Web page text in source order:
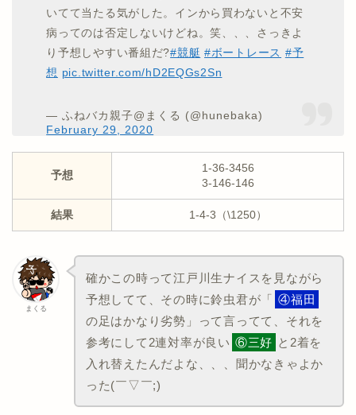
いてて当たる気がした。インから買わないと不安
病ってのは否定しないけどね。笑、、、さっきよ
り予想しやすい番組だ?#競艇 #ボートレース #予
想 pic.twitter.com/hD2EQGs2Sn
— ふねバカ親子@まくる (@hunebaka)
February 29, 2020
予想
1-36-3456
3-146-146
結果 1-4-3（\1250）
まくる
確かこの時って江戸川生ナイスを見ながら
予想してて、その時に鈴虫君が「 ④福田
の足はかなり劣勢」って言ってて、それを
参考にして2連対率が良い ⑥三好 と2着を
入れ替えたんだよな、、、聞かなきゃよか
った(￣▽￣;)